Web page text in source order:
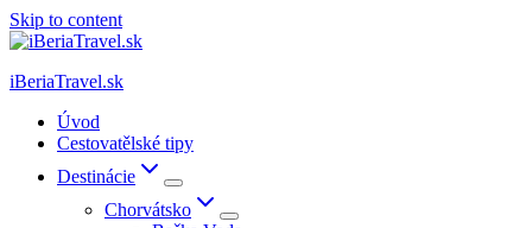
Skip to content
iBeriaTravel.sk
Úvod
Cestovatělské tipy
Destinácie
Chorvátsko